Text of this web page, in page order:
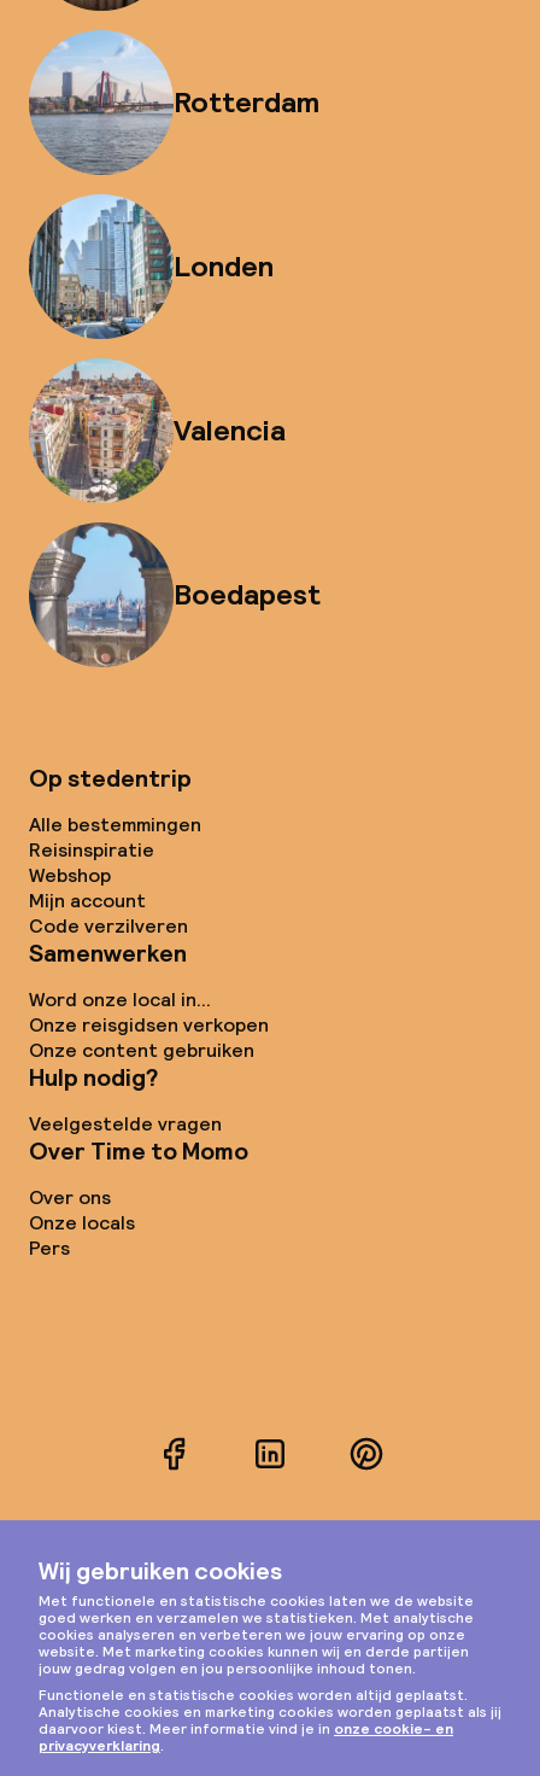
Rotterdam
Londen
Valencia
Boedapest
Op stedentrip
Alle bestemmingen
Reisinspiratie
Webshop
Mijn account
Code verzilveren
Samenwerken
Word onze local in...
Onze reisgidsen verkopen
Onze content gebruiken
Hulp nodig?
Veelgestelde vragen
Over Time to Momo
Over ons
Onze locals
Pers
FacebookLinkedInPinterest
Instagram